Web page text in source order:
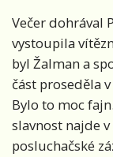
Večer dohrával
vystoupila
byl Žalman a
část proseděla
Bylo to moc
slavnost najde
posluchačské